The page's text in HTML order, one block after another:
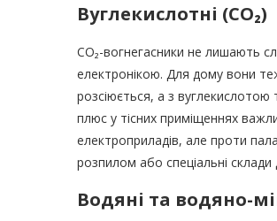
Вуглекислотні (CO₂)
CO₂-вогнегасники не лишають
електронікою. Для дому вони
розсіюється, а з
плюс у тісних приміщеннях
електроприладів, але проти
розпилом або спеціальні
Водяні та водяно-